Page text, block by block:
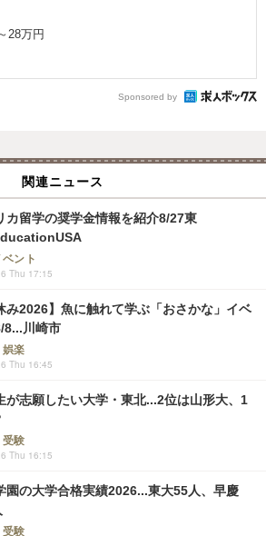
28万円
Sponsored by
関連ニュース
カ留学の奨学金情報を紹介8/27東
ント
Thu 17:15
み2026】魚に触れて学ぶ「おさかな」イベ
8...川崎市
楽
Thu 16:45
が志願したい大学・東北...2位は山形大、1
験
Thu 16:15
園の大学合格実績2026...東大55人、早慶
験